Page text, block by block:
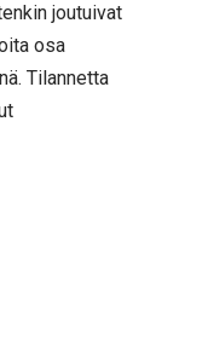
joutuivat
osa
Tilannetta